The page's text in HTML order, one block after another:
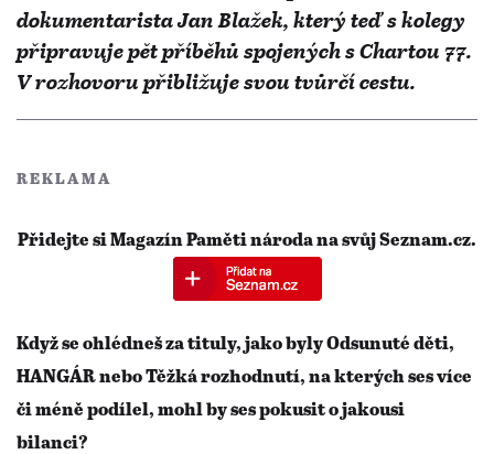
dokumentarista Jan Blažek, který teď s kolegy
připravuje pět příběhů spojených s Chartou 77.
V rozhovoru přibližuje svou tvůrčí cestu.
REKLAMA
Přidejte si Magazín Paměti národa na svůj Seznam.cz.
Když se ohlédneš za tituly, jako byly Odsunuté děti,
HANGÁR nebo Těžká rozhodnutí, na kterých ses více
či méně podílel, mohl by ses pokusit o jakousi
bilanci?